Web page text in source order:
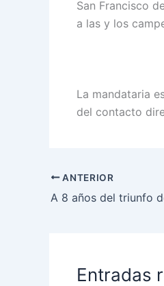
San Francisco
a las y los
La mandataria
del contacto
ANTERIOR
Entradas